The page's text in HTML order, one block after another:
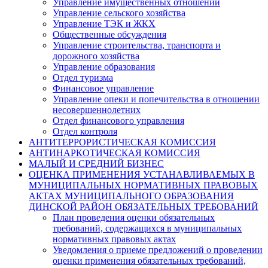
Управление имущественных отношений
Управление сельского хозяйства
Управление ТЭК и ЖКХ
Общественные обсуждения
Управление строительства, транспорта и
дорожного хозяйства
Управление образования
Отдел туризма
Финансовое управление
Управление опеки и попечительства в отношении
несовершеннолетних
Отдел финансового управления
Отдел контроля
АНТИТЕРРОРИСТИЧЕСКАЯ КОМИССИЯ
АНТИНАРКОТИЧЕСКАЯ КОМИССИЯ
МАЛЫЙ И СРЕДНИЙ БИЗНЕС
ОЦЕНКА ПРИМЕНЕНИЯ УСТАНАВЛИВАЕМЫХ В
МУНИЦИПАЛЬНЫХ НОРМАТИВНЫХ ПРАВОВЫХ
АКТАХ МУНИЦИПАЛЬНОГО ОБРАЗОВАНИЯ
ДИНСКОЙ РАЙОН ОБЯЗАТЕЛЬНЫХ ТРЕБОВАНИЙ
План проведения оценки обязательных
требований, содержащихся в муниципальных
нормативных правовых актах
Уведомления о приеме предложений о проведении
оценки применения обязательных требований,